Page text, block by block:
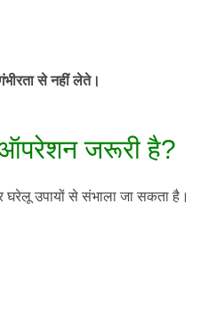
से नहीं लेते।
ऑपरेशन जरूरी है?
घरेलू उपायों से संभाला जा सकता है।